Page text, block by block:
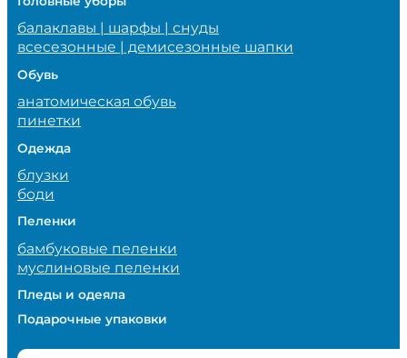
балаклавы | шарфы | снуды
всесезонные | демисезонные шапки
Обувь
анатомическая обувь
пинетки
Одежда
блузки
боди
Пеленки
бамбуковые пеленки
муслиновые пеленки
Пледы и одеяла
Подарочные упаковки